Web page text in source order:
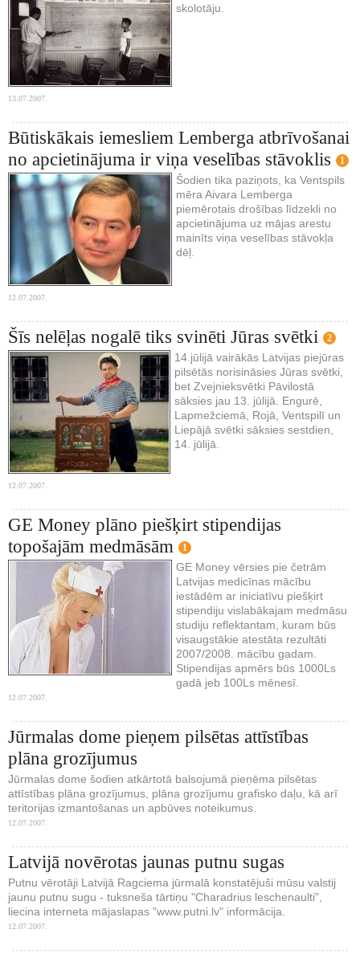
skolotāju.
13.07.2007.
Būtiskākais iemesliem Lemberga atbrīvošanai
no apcietinājuma ir viņa veselības stāvoklis
1
Šodien tika paziņots, ka Ventspils
mēra Aivara Lemberga
piemērotais drošības līdzekli no
apcietinājuma uz mājas arestu
mainīts viņa veselības stāvokļa
dēļ.
12.07.2007.
Šīs nelēļas nogalē tiks svinēti Jūras svētki 2
14.jūlijā vairākās Latvijas piejūras
pilsētās norisināsies Jūras svētki,
bet Zvejnieksvētki Pāvilostā
sāksies jau 13. jūlijā. Engurē,
Lapmežciemā, Rojā, Ventspilī un
Liepājā svētki sāksies sestdien,
14. jūlijā.
12.07.2007.
GE Money plāno piešķirt stipendijas
topošajām medmāsām
1
GE Money vērsies pie četrām
Latvijas medicīnas mācību
iestādēm ar iniciatīvu piešķirt
stipendiju vislabākajam medmāsu
studiju reflektantam, kuram būs
visaugstākie atestāta rezultāti
2007/2008. mācību gadam.
Stipendijas apmērs būs 1000Ls
gadā jeb 100Ls mēnesī.
12.07.2007.
Jūrmalas dome pieņem pilsētas attīstības
plāna grozījumus
Jūrmalas dome šodien atkārtotā balsojumā pieņēma pilsētas
attīstības plāna grozījumus, plāna grozījumu grafisko daļu, kā arī
teritorijas izmantošanas un apbūves noteikumus.
12.07.2007.
Latvijā novērotas jaunas putnu sugas
Putnu vērotāji Latvijā Ragciema jūrmalā konstatējuši mūsu valstij
jaunu putnu sugu - tuksneša tārtiņu "Charadrius leschenaulti",
liecina interneta mājaslapas "www.putni.lv" informācija.
12.07.2007.